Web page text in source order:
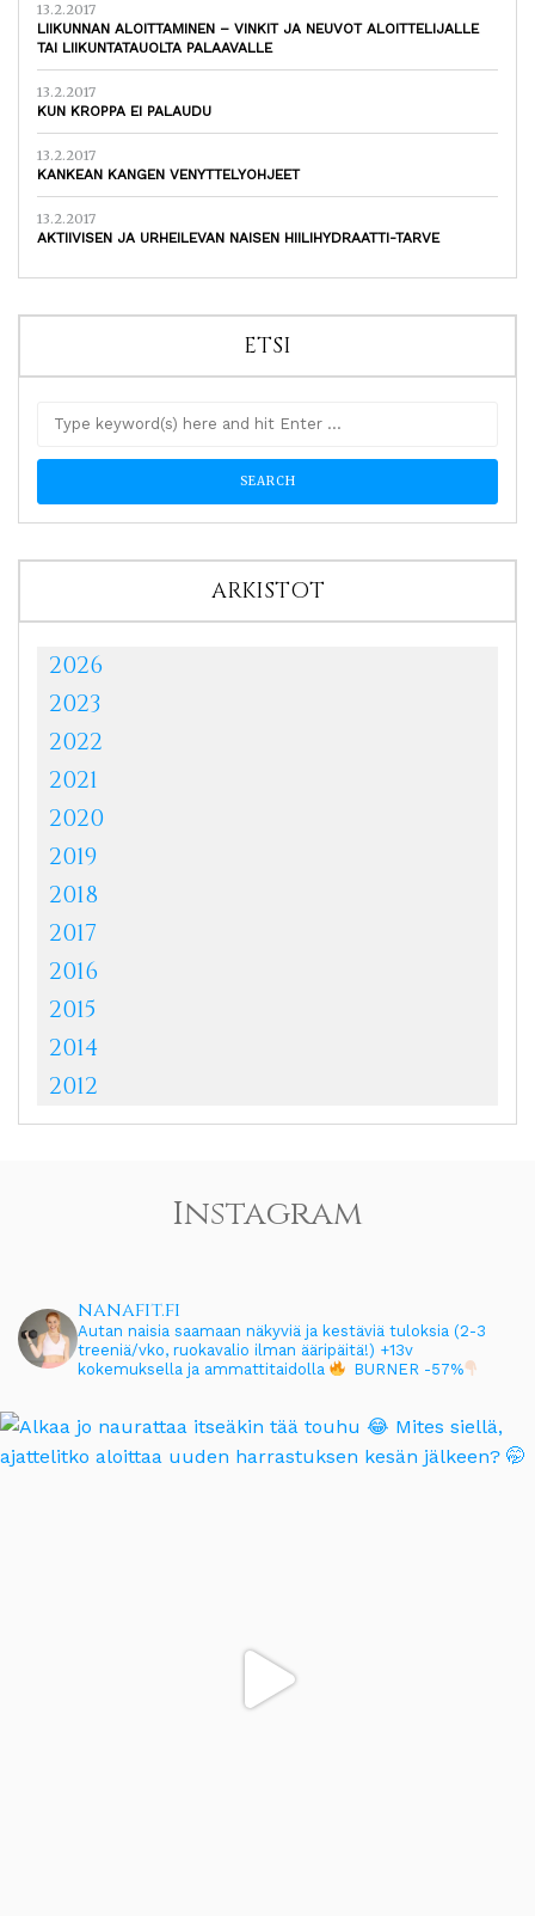
13.2.2017
LIIKUNNAN ALOITTAMINEN – VINKIT JA NEUVOT ALOITTELIJALLE
TAI LIIKUNTATAUOLTA PALAAVALLE
13.2.2017
KUN KROPPA EI PALAUDU
13.2.2017
KANKEAN KANGEN VENYTTELYOHJEET
13.2.2017
AKTIIVISEN JA URHEILEVAN NAISEN HIILIHYDRAATTI-TARVE
ETSI
ARKISTOT
2026
2023
2022
2021
2020
2019
2018
2017
2016
2015
2014
2012
Instagram
nanafit.fi
Autan naisia saamaan näkyviä ja kestäviä tuloksia (2-3
treeniä/vko, ruokavalio ilman ääripäitä!) +13v
kokemuksella ja ammattitaidolla
BURNER -57%